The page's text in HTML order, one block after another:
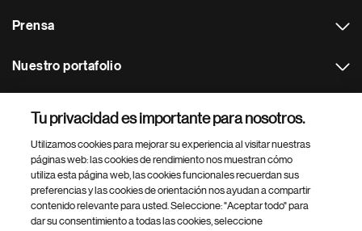
Prensa
Nuestro portafolio
Footer Site Search
Tu privacidad es importante para nosotros.
Utilizamos cookies para mejorar su experiencia al visitar nuestras
páginas web: las cookies de rendimiento nos muestran cómo
utiliza esta página web, las cookies funcionales recuerdan sus
preferencias y las cookies de orientación nos ayudan a compartir
contenido relevante para usted. Seleccione: "Aceptar todo" para
dar su consentimiento a todas las cookies, seleccione